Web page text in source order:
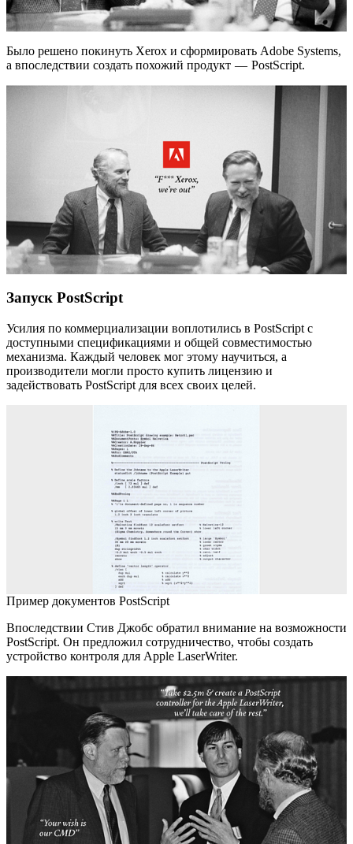
Было решено покинуть Xerox и сформировать Adobe Systems,
а впоследствии создать похожий продукт — PostScript.
Запуск PostScript
Усилия по коммерциализации воплотились в PostScript с
доступными спецификациями и общей совместимостью
механизма. Каждый человек мог этому научиться, а
производители могли просто купить лицензию и
задействовать PostScript для всех своих целей.
Пример документов PostScript
Впоследствии Стив Джобс обратил внимание на возможности
PostScript. Он предложил сотрудничество, чтобы создать
устройство контроля для Apple LaserWriter.